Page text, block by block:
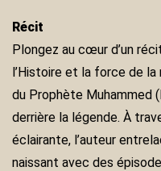
Récit
Plongez au cœur d’un
l’Histoire et la force de la
du Prophète Muhammed
derrière la légende. À
éclairante, l’auteur
naissant avec des